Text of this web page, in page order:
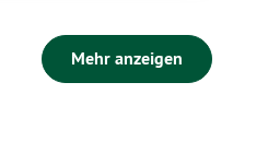
Mehr anzeigen